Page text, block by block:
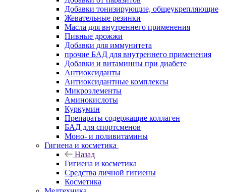
Добавки тонизирующие, общеукрепляющие
Жевательные резинки
Масла для внутреннего применения
Пивные дрожжи
Добавки для иммунитета
прочие БАД для внутреннего применения
Добавки и витаминны при диабете
Антиоксиданты
Антиоксидантные комплексы
Микроэлементы
Аминокислоты
Куркумин
Препараты содержащие коллаген
БАД для спортсменов
Моно- и поливитамины
Гигиена и косметика
Назад
Гигиена и косметика
Средства личной гигиены
Косметика